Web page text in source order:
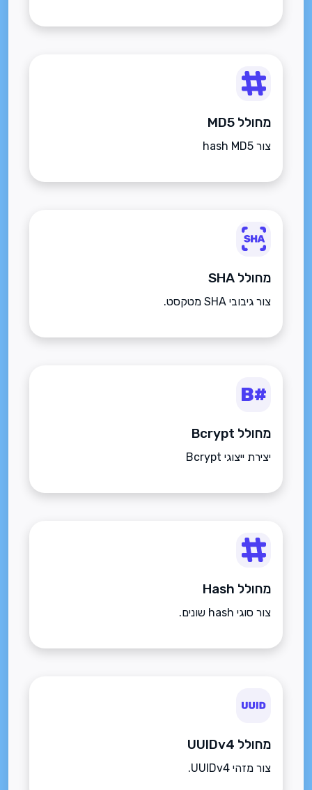
מחולל MD5
צור hash MD5
מחולל SHA
צור גיבובי SHA מטקסט.
מחולל Bcrypt
יצירת ייצוגי Bcrypt
מחולל Hash
צור סוגי hash שונים.
מחולל UUIDv4
צור מזהי UUIDv4.